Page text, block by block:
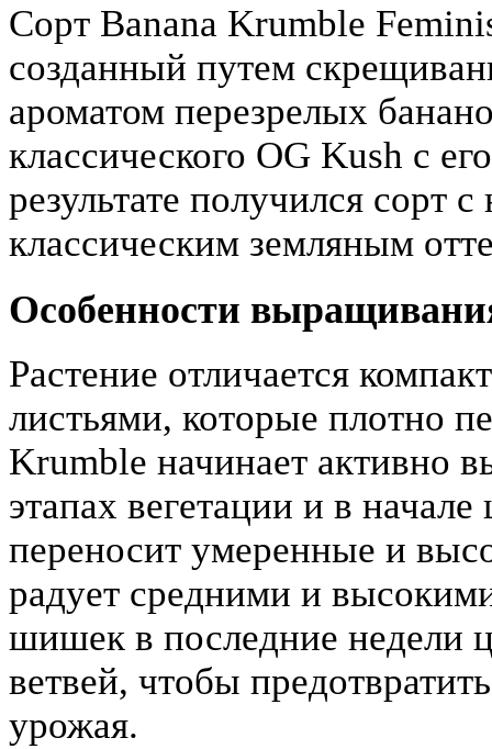
Сорт Banana Krumble
созданный путем
ароматом перезрелых
классического OG Kush с
результате получился
классическим земляным
Особенности
Растение отличается
листьями, которые плотно
Krumble начинает активно
этапах вегетации и в
переносит умеренные и
радует средними и
шишек в последние недели
ветвей, чтобы
урожая.